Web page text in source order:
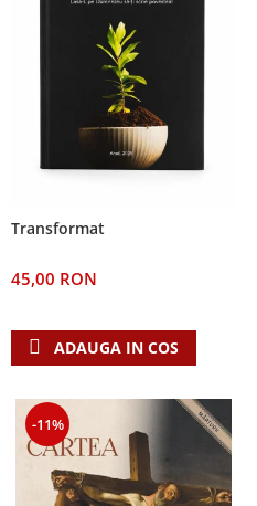
Transformat
45,00 RON
ADAUGA IN COS
-11%